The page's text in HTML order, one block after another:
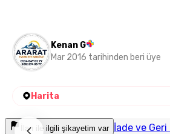
Kenan G
Mar 2016 tarihinden beri üye
Harita
İlan ile ilgili şikayetim var İade ve Geri